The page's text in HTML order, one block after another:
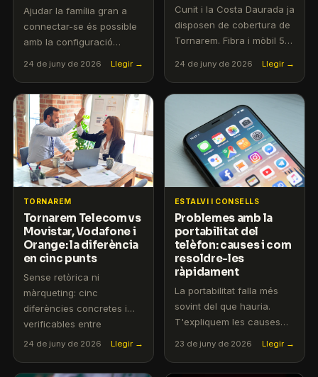
Ajudar la família gran a
connectar-se és possible
amb la configuració
24 de juny de 2026 Llegir →
Cunit i la Costa Daurada ja
disposen de cobertura de
Tornarem. Fibra i mòbil 5G
24 de juny de 2026 Llegir →
TORNAREM
Tornarem Telecom vs
Movistar, Vodafone i
Orange: la diferència
en cinc punts
Sense retòrica ni
màrqueting: cinc
diferències concretes i
verificables entre
Tornarem i les grans
espanyol.
24 de juny de 2026 Llegir →
ESTALVI I CONSELLS
Problemes amb la
portabilitat del
telèfon: causes i com
resoldre-les
ràpidament
La portabilitat falla més
sovint del que hauria.
T'expliquem les causes
23 de juny de 2026 Llegir →